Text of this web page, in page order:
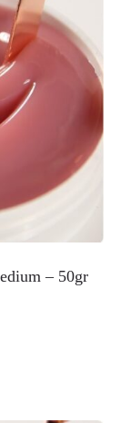
– 50gr